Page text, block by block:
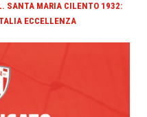
SANTA MARIA CILENTO 1932:
ECCELLENZA